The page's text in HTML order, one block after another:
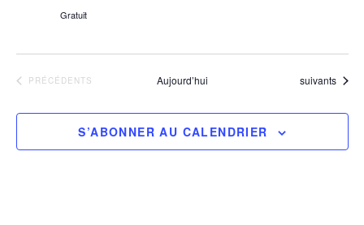
Gratuit
ÉVÈNEMENTS
PRÉCÉDENTS Aujourd’hui Évènements
suivants
S’ABONNER AU CALENDRIER